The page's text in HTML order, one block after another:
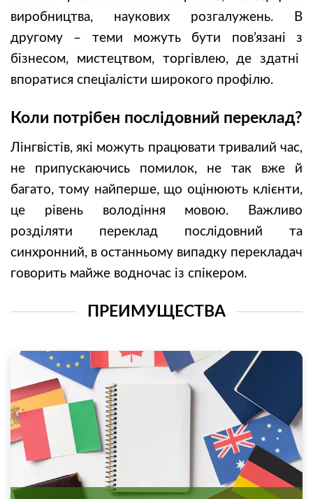
виробництва, наукових розгалужень. В
другому – теми можуть бути пов’язані з
бізнесом, мистецтвом, торгівлею, де здатні
впоратися спеціалісти широкого профілю.
Коли потрібен послідовний переклад?
Лінгвістів, які можуть працювати тривалий час,
не припускаючись помилок, не так вже й
багато, тому найперше, що оцінюють клієнти,
це рівень володіння мовою. Важливо
розділяти переклад послідовний та
синхронний, в останньому випадку перекладач
говорить майже водночас із спікером.
ПРЕИМУЩЕСТВА